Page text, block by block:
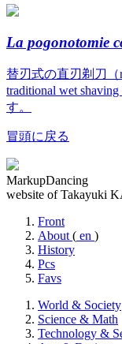
La pogonotomie
替刃式の直刃剃刀（
traditional wet
す。
冒頭に戻る
MarkupDancing
website of Takayuki
Front
About ( en )
History
Pcs
Favs
World & Society
Science & Math
Technology &